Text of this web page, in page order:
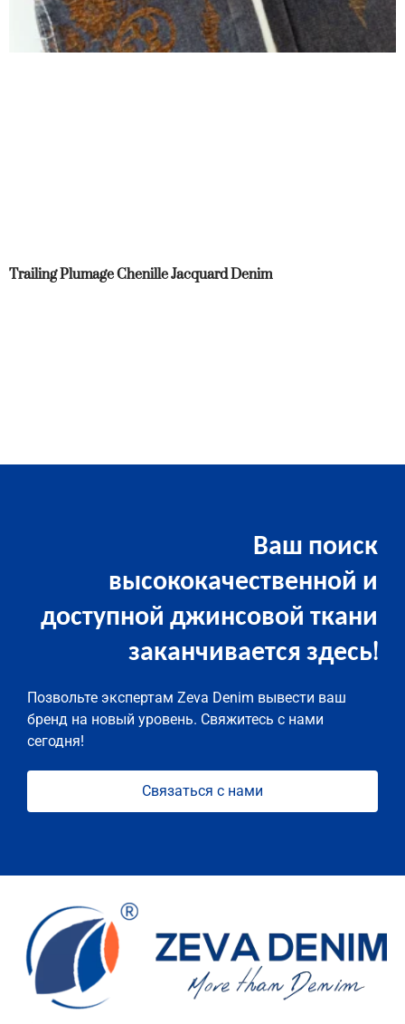
Trailing Plumage Chenille Jacquard Denim
Ваш поиск
высококачественной и
доступной джинсовой ткани
заканчивается здесь!
Позвольте экспертам Zeva Denim вывести ваш
бренд на новый уровень. Свяжитесь с нами
сегодня!
Связаться с нами